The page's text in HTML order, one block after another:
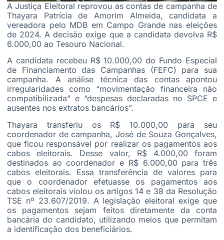
A Justiça Eleitoral reprovou as contas de campanha de
Thayara Patrícia de Amorim Almeida, candidata a
vereadora pelo MDB em Campo Grande nas eleições
de 2024. A decisão exige que a candidata devolva R$
6.000,00 ao Tesouro Nacional.
A candidata recebeu R$ 10.000,00 do Fundo Especial
de Financiamento das Campanhas (FEFC) para sua
campanha. A análise técnica das contas apontou
irregularidades como “movimentação financeira não
compatibilizada” e “despesas declaradas no SPCE e
ausentes nos extratos bancários”.
Thayara transferiu os R$ 10.000,00 para seu
coordenador de campanha, José de Souza Gonçalves,
que ficou responsável por realizar os pagamentos aos
cabos eleitorais. Desse valor, R$ 4.000,00 foram
destinados ao coordenador e R$ 6.000,00 para três
cabos eleitorais. Essa transferência de valores para
que o coordenador efetuasse os pagamentos aos
cabos eleitorais violou os artigos 14 e 38 da Resolução
TSE nº 23.607/2019. A legislação eleitoral exige que
os pagamentos sejam feitos diretamente da conta
bancária do candidato, utilizando meios que permitam
a identificação dos beneficiários.